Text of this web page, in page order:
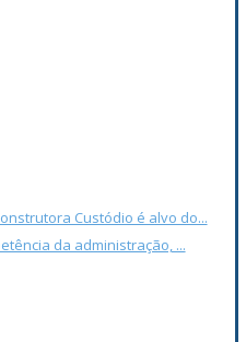
Custódio é alvo do...
da administração, ...